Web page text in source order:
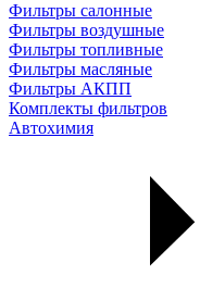
Фильтры салонные
Фильтры воздушные
Фильтры топливные
Фильтры масляные
Фильтры АКПП
Комплекты фильтров
Автохимия